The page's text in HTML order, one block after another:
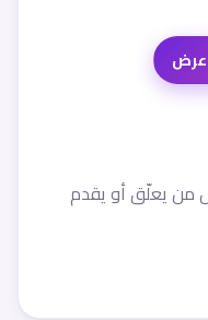
عرض
من يعلّق أو يقدم